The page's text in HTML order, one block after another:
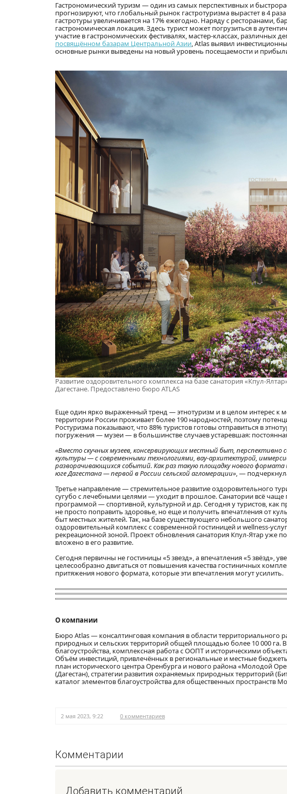
Гастрономический туризм — один из самых перспективных и
прогнозируют, что глобальный рынок гастротуризма вырастет в 4
гастротуры увеличивается на 17% ежегодно. Наряду с
гастрономическая локация. Здесь турист может погрузиться в
участие в гастрономических фестивалях, мастер-классах, различных
посвящённом базарам Центральной Азии, Atlas выявил
основные рынки выведены на новый уровень посещаемости и
Развитие оздоровительного комплекса на базе санатория «Кпул-
Дагестане. Предоставлено бюро ATLAS
Еще один ярко выраженный тренд — этнотуризм и в целом интерес к
территории России проживает более 190 народностей, поэтому
Ростуризма показывают, что 88% туристов готовы отправиться в
погружения — музеи — в большинстве случаев устаревшая:
«Вместо скучных музеев, консервирующих местный быт,
культуры — с современными технологиями, вау-архитектурой,
разворачивающихся событий. Как раз такую площадку нового
юге Дагестана — первой в России сельской агломерации», —
Третье направление — стремительное развитие оздоровительного
сугубо с лечебными целями — уходит в прошлое. Санатории всё
программой — спортивной, культурной и др. Сегодня у туристов, как
не просто поправить здоровье, но еще и получить впечатления от
быт местных жителей. Так, на базе существующего небольшого
оздоровительный комплекс с современной гостиницей и wellness-
рекреационной зоной. Проект обновления санатория Кпул-Ятар уже
вложено в его развитие.
Сегодня первичны не гостиницы «5 звезд», а впечатления «5 звёзд»,
целесообразно двигаться от повышения качества гостиничных
притяжения нового формата, которые эти впечатления могут усилить.
О компании
Бюро Atlas — консалтинговая компания в области территориального
природных и сельских территорий общей площадью более 10 000 га.
благоустройства, комплексная работа с ООПТ и историческими
Объём инвестиций, привлечённых в региональные и местные
план исторического центра Оренбурга и нового района «Молодой
(Дагестан), стратегии развития охраняемых природных территорий
каталог элементов благоустройства для общественных пространств
2 мая 2023, 9:22 0 комментариев
Комментарии
Добавить комментарий